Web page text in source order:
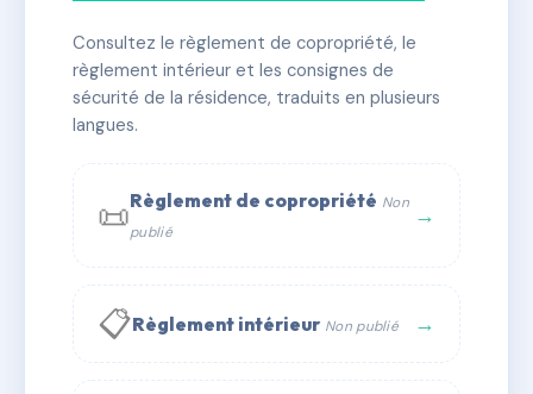
✓ Immatriculée 🏠 8 lots 🏗 1 bâtiment(s)
📞 Contacter Syndic Digital
Consultez le règlement de copropriété, le
règlement intérieur et les consignes de
sécurité de la résidence, traduits en plusieurs
langues.
📜Règlement de copropriété Non
publié
→
📋Règlement intérieur Non publié →